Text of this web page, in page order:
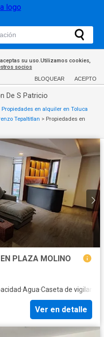
su uso.Utilizamos cookies,
socios
BLOQUEAR ACEPTO
De S Patricio
Propiedades en alquiler en Toluca
Tepaltitlan > Propiedades en
PLAZA MOLINO
·Agua·Caseta de vigilancia
Ver en detalle